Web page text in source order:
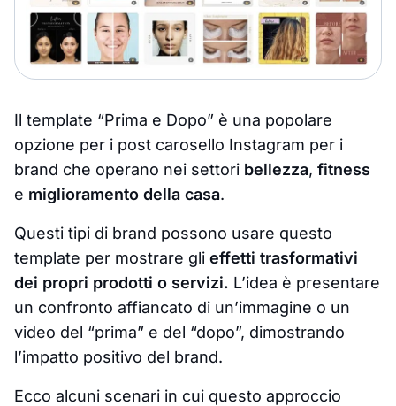
Il template “Prima e Dopo” è una popolare
opzione per i post carosello Instagram per i
brand che operano nei settori bellezza, fitness
e miglioramento della casa.
Questi tipi di brand possono usare questo
template per mostrare gli effetti trasformativi
dei propri prodotti o servizi. L’idea è presentare
un confronto affiancato di un’immagine o un
video del “prima” e del “dopo”, dimostrando
l’impatto positivo del brand.
Ecco alcuni scenari in cui questo approccio